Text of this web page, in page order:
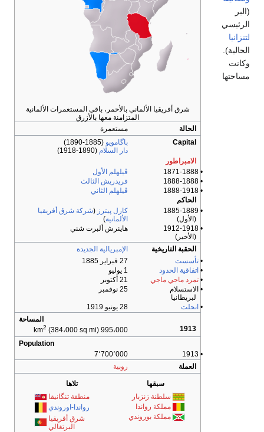
شرق أفريقيا الألماني بالأحمر، باقي المستعمرات الألمانية
المتزامنة معها بالأزرق
الحالة
مستعمرة
Capital
باگامويو(1885-1890)
دار السلام(1890-1918)
الامبراطور
ڤيلهلم الأول
فريدريش الثالث
ڤيلهلم الثاني
الحاكم
• 1885-1889
(الأول)
كارل پيترز(شركة شرق أفريقيا
الألمانية)
• 1912-1918
(الأخير)
هاينرش ألبرت شني
الحقبة التاريخية
الإمبريالية الجديدة
تأسست
27 فبراير 1885
اتفاقية الحدود
تمرد ماجي ماجي
21 أكتوبر
• الاستسلام
لبريطانيا
25 نوفمبر
انحلت
28 يونيو 1919
المساحة
1913
995،000 km 2(384،000 sq mi)
Population
7٬700٬000
العملة
روبية
سبقها
تلاها
سلطنة زنزبار
مملكة رواندا
مملكة بوروندي
منطقة تنگانيقا
رواندا-اوروندي
شرق أفريقيا
البرتغالي
(البر
الرئيسي
لتنزانيا
الحالية).
وكانت
مساحتها